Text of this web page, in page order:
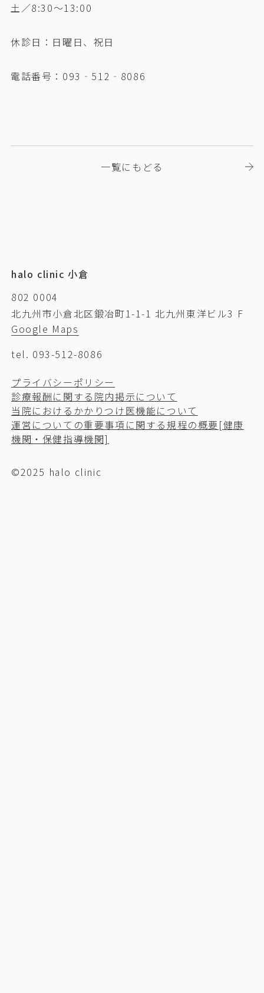
土／8:30～13:00
休診日：日曜日、祝日
電話番号：093‐512‐8086
一覧にもどる
halo clinic 小倉
802 0004
北九州市小倉北区鍛冶町1-1-1 北九州東洋ビル3 F
Google Maps
tel. 093-512-8086
プライバシーポリシー
診療報酬に関する院内掲示について
当院におけるかかりつけ医機能について
運営についての重要事項に関する規程の概要[健康
機関・保健指導機関]
©2025 halo clinic